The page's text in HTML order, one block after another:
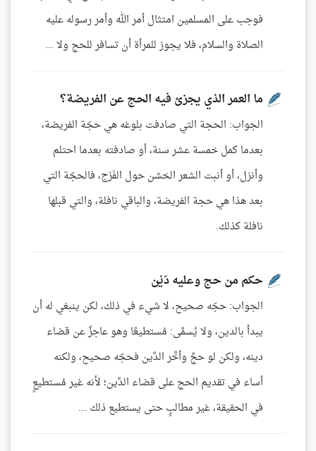
فوجب على المسلمين امتثال أمر الله وأمر رسوله عليه
الصلاة والسلام، فلا يجوز للمرأة أن تسافر للحج ولا ...
ما العمر الذي يجزئ فيه الحج عن الفريضة؟
الجواب: الحجة التي صادفت بلوغه هي حجّة الفريضة،
بعدما كمل خمسة عشر سنة، أو صادفته بعدما احتلم
وأنزل، أو أنبت الشعر الخشن حول الفَرْج، فالحجّة التي
بعد هذا هي حجة الفريضة، والباقي نافلة، والتي قبلها
نافلة كذلك.
حكم من حج وعليه دَيْن
الجواب: حجّه صحيح، لا شيء في ذلك، لكن ينبغي له أن
يبدأ بالدين، ولا يُسمَّى: مُستطيعًا وهو عاجزٌ عن قضاء
دينه، ولكن لو حجَّ وأخَّر الدَّين فحجّه صحيح، ولكنه
أساء في تقديم الحج على قضاء الدَّين؛ لأنه غير مُستطيعٍ
في الحقيقة، غير مطالبٍ حتى يستطيع ذلك ...